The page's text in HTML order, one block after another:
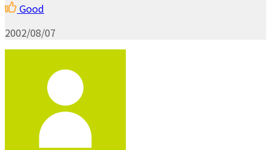
Good
2002/08/07